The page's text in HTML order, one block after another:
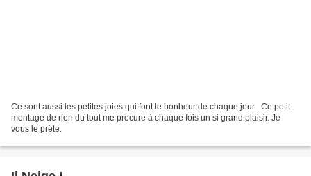
Ce sont aussi les petites joies qui font le bonheur de chaque jour . Ce petit
montage de rien du tout me procure à chaque fois un si grand plaisir. Je
vous le prête.